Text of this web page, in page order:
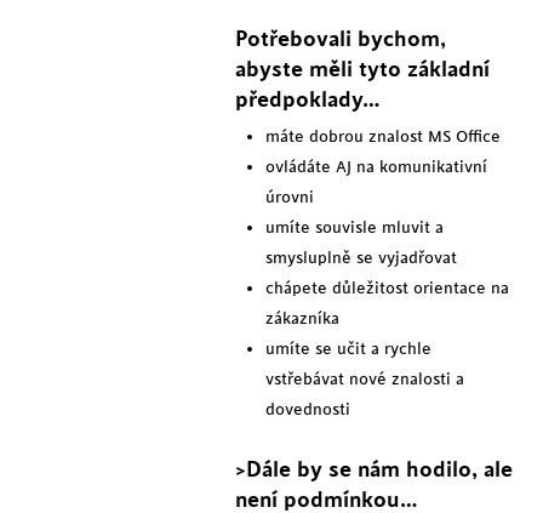
Potřebovali bychom,
abyste měli tyto základní
předpoklady…
máte dobrou znalost MS Office
ovládáte AJ na komunikativní
úrovni
umíte souvisle mluvit a
smysluplně se vyjadřovat
chápete důležitost orientace na
zákazníka
umíte se učit a rychle
vstřebávat nové znalosti a
dovednosti
>Dále by se nám hodilo, ale
není podmínkou…